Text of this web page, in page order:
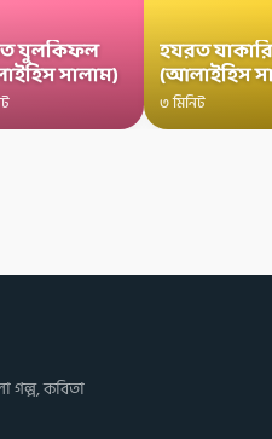
যুলকিফল
সালাম)
হযরত
(আলাইহিস
৩ মিনিট
গল্প, কবিতা